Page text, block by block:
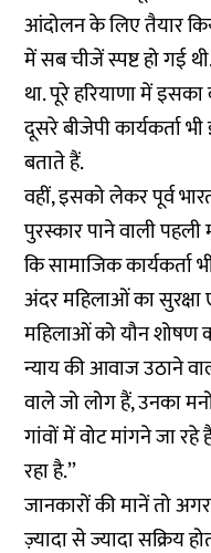
आंदोलन के लिए तैयार
में सब चीजें स्पष्ट हो गई
था. पूरे हरियाणा में इसका
दूसरे बीजेपी कार्यकर्ता
बताते हैं.
वहीं, इसको लेकर पूर्व
पुरस्कार पाने वाली
कि सामाजिक कार्यकर्ता
अंदर महिलाओं का सुरक्षा
महिलाओं को यौन शोषण
न्याय की आवाज उठाने
वाले जो लोग हैं, उनका
गांवों में वोट मांगने जा रहे
रहा है.’’
जानकारों की मानें तो
ज़्यादा से ज्यादा सक्रिय